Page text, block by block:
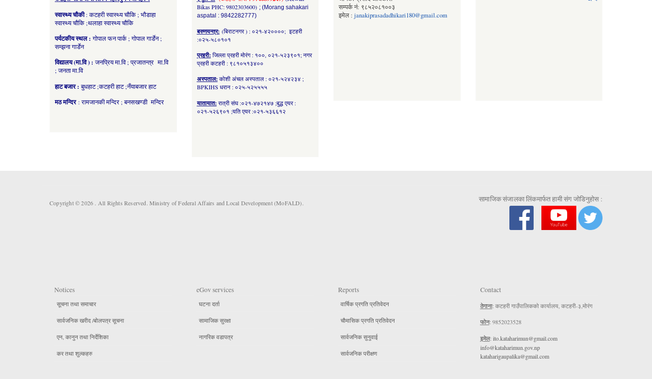
स्वास्थ्य चौकी: कटहरी स्वास्थ्य चौकि ; भौडाहा
स्वास्थ्य चौकि ;थलाहा स्वास्थ्य चौकि
पर्यटकीय स्थल :गोपाल फन पार्क ; गोपाल गार्डेन ;
सम्झना गार्डेन
विद्यालय (मा.वि ) :जनप्रिय मा.वि ; प्रजातन्त्र मा.वि
; जनता मा.वि
हाट बजार :बुधहाट ;कटहरी हाट ;नँयाबजार हाट
मठ मन्दिर : रामजानकी मन्दिर ; बनसखण्डी मन्दिर
Bikas PHC: 9802303600) ; (Morang sahakari
aspatal : 9842282777)
बरुणयन्त्र: (बिराटनगर ) : ०२१-४२००००; इटहरी
:०२५-५८०१०१
प्रहरी: जिल्ला प्रहरी मोरंग : १००, ०२१-५२३९०१; नगर
प्रहरी कटहरी : ९८१०५१३४००
अस्पताल: कोशी अंचल अस्पताल : ०२१-५२४२३४ ;
BPKIHS धरान : ०२५-५२५५५५
यातायात: रात्री संघ :०२१-४७२१४७ ;बुद्ध एयर :
०२१-५२६९०१ ;यति एयर :०२१-५३६६१२
सम्पर्क नं: ९८५२०८१००३
इमेल : janakiprasadadhikari180@gmail.com
Copyright © 2026 . All Rights Reserved. Ministry of Federal Affairs and Local Development (MoFALD). सामाजिक संजालका लिंकमार्फत हामी संग जोडिनुहोस :
Notices
सूचना तथा समाचार
सार्वजनिक खरीद /बोलपत्र सूचना
एन, कानुन तथा निर्देशिका
कर तथा शुल्कहरु
eGov services
घटना दर्ता
सामाजिक सुरक्षा
नागरिक वडापत्र
Reports
वार्षिक प्रगति प्रतिवेदन
चौमासिक प्रगति प्रतिवेदन
सार्वजनिक सुनुवाई
सार्वजनिक परीक्षण
Contact
ठेगाना: कटहरी गाउँपालिकको कार्यालय, कटहरी-३,मोरंग
फोन: 9852023528
इमेल: ito.kataharimun@gmail.com
info@kataharimun.gov.np
kataharigaupalika@gmail.com